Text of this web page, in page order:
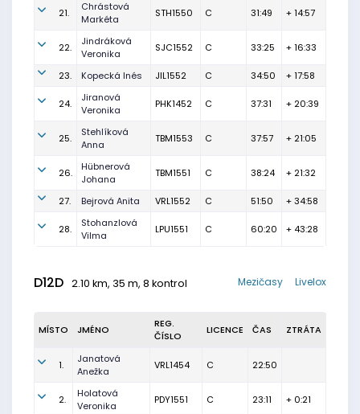
21.
Chrástová
Markéta
STH1550 C 31:49 + 14:57
22.
Jindráková
Veronika
SJC1552 C 33:25 + 16:33
23. Kopecká Inés JIL1552 C 34:50 + 17:58
24.
Jiranová
Veronika
PHK1452 C 37:31 + 20:39
25.
Stehlíková
Anna
TBM1553 C 37:57 + 21:05
26.
Hübnerová
Johana
TBM1551 C 38:24 + 21:32
27. Bejrová Anita VRL1552 C 51:50 + 34:58
28.
Stohanzlová
Vilma
LPU1551 C 60:20 + 43:28
D12D 2.10 km, 35 m, 8 kontrol Livelox
Mezičasy
MÍSTO JMÉNO
REG.
ČÍSLO
LICENCE ČAS ZTRÁTA
1.
Janatová
Anežka
VRL1454 C 22:50
2.
Holatová
Veronika
PDY1551 C 23:11 + 0:21